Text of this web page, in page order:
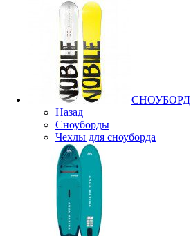
СНОУБОРД
Назад
Сноуборды
Чехлы для сноуборда